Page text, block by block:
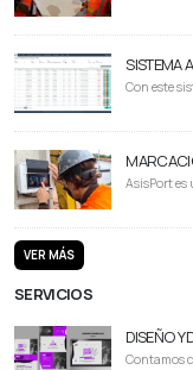
SISTEMA
Con este
AsisPort es
VER MÁS
SERVICIOS
DISEÑO Y
Contamos